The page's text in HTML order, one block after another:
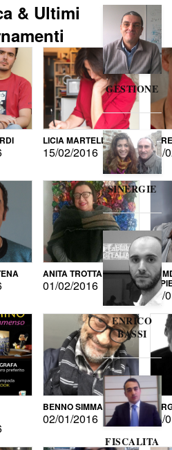
& Ultimi
LICIA MARTELLI
15/02/2016 15/
ANITA TROTTA
01/02/2016 DI
15/
BENNO SIMMA
02/01/2016
GESTIONE
SINERGIE
ENRICO
BASSI
FISCALITA